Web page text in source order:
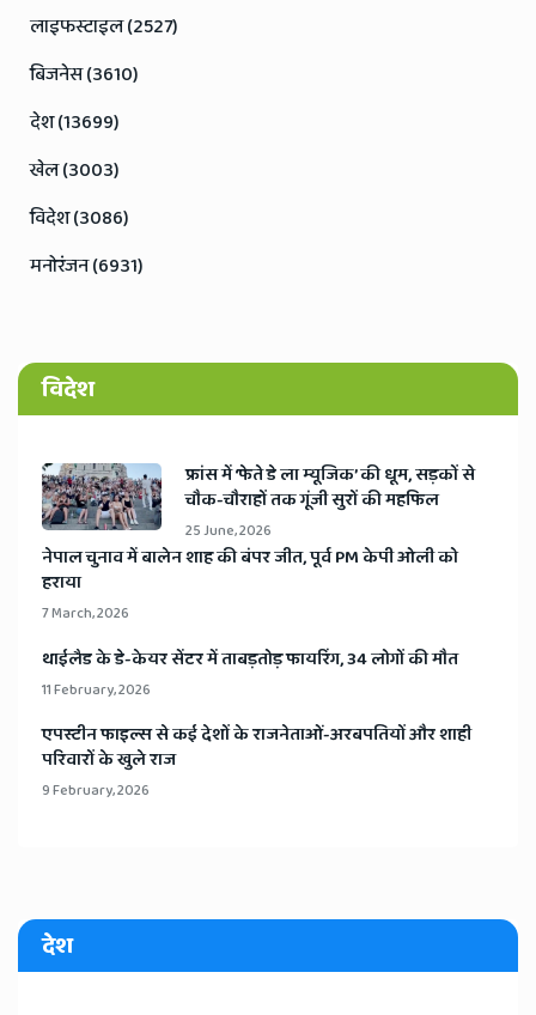
लाइफस्टाइल (2527)
बिजनेस (3610)
देश (13699)
खेल (3003)
विदेश (3086)
मनोरंजन (6931)
विदेश
​फ्रांस में ‘फेते डे ला म्यूजिक’ की धूम, सड़कों से
चौक-चौराहों तक गूंजी सुरों की महफिल
25 June, 2026
​नेपाल चुनाव में बालेन शाह की बंपर जीत, पूर्व PM केपी ओली को
हराया
7 March, 2026
​थाईलैड के डे-केयर सेंटर में ताबड़तोड़ फायरिंग, 34 लोगों की मौत
11 February, 2026
​एपस्टीन फाइल्स से कई देशों के राजनेताओं-अरबपतियों और शाही
परिवारों के खुले राज
9 February, 2026
देश